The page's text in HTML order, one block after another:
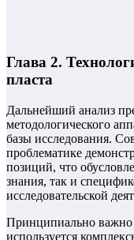
Глава 2.
пласта
Дальнейший анализ
методологического
базы исследования.
проблематике
позиций, что
знания, так и
исследовательской
Принципиально важно
используется